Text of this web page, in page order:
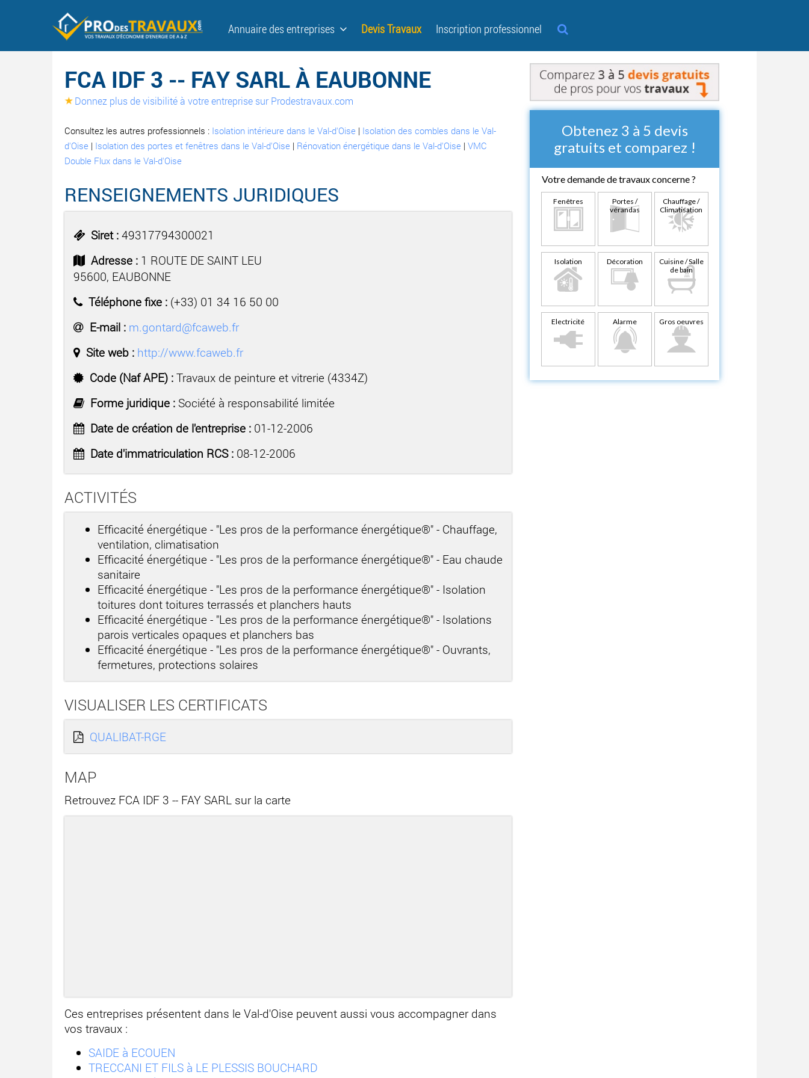
Annuaire des entreprises Devis Travaux Inscription professionnel
FCA IDF 3 -- FAY SARL À EAUBONNE
Donnez plus de visibilité à votre entreprise sur Prodestravaux.com
Consultez les autres professionnels : Isolation intérieure dans le Val-d'Oise | Isolation des combles dans le Val-
d'Oise | Isolation des portes et fenêtres dans le Val-d'Oise | Rénovation énergétique dans le Val-d'Oise | VMC
Double Flux dans le Val-d'Oise
RENSEIGNEMENTS JURIDIQUES
Siret : 49317794300021
Adresse : 1 ROUTE DE SAINT LEU
95600, EAUBONNE
Téléphone fixe : (+33) 01 34 16 50 00
E-mail : m.gontard@fcaweb.fr
Site web : http://www.fcaweb.fr
Code (Naf APE) : Travaux de peinture et vitrerie (4334Z)
Forme juridique : Société à responsabilité limitée
Date de création de l'entreprise : 01-12-2006
Date d'immatriculation RCS : 08-12-2006
ACTIVITÉS
Efficacité énergétique - "Les pros de la performance énergétique®" - Chauffage,
ventilation, climatisation
Efficacité énergétique - "Les pros de la performance énergétique®" - Eau chaude
sanitaire
Efficacité énergétique - "Les pros de la performance énergétique®" - Isolation
toitures dont toitures terrassés et planchers hauts
Efficacité énergétique - "Les pros de la performance énergétique®" - Isolations
parois verticales opaques et planchers bas
Efficacité énergétique - "Les pros de la performance énergétique®" - Ouvrants,
fermetures, protections solaires
VISUALISER LES CERTIFICATS
QUALIBAT-RGE
MAP
Retrouvez FCA IDF 3 -- FAY SARL sur la carte
Ces entreprises présentent dans le Val-d'Oise peuvent aussi vous accompagner dans
vos travaux :
SAIDE à ECOUEN
TRECCANI ET FILS à LE PLESSIS BOUCHARD
Obtenez 3 à 5 devis
gratuits et comparez !
Votre demande de travaux concerne ?
Fenêtres
Portes /
vérandas
Chauffage /
Climatisation
Isolation Décoration
Cuisine / Salle
de bain
Electricité Alarme Gros oeuvres